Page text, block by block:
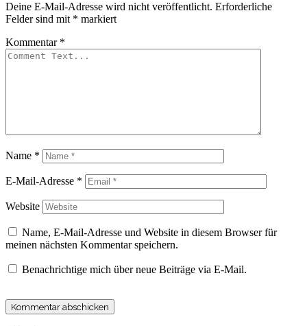
Deine E-Mail-Adresse wird nicht veröffentlicht. Erforderliche
Felder sind mit * markiert
Kommentar *
Name *
E-Mail-Adresse *
Website
Name, E-Mail-Adresse und Website in diesem Browser für
meinen nächsten Kommentar speichern.
Benachrichtige mich über neue Beiträge via E-Mail.